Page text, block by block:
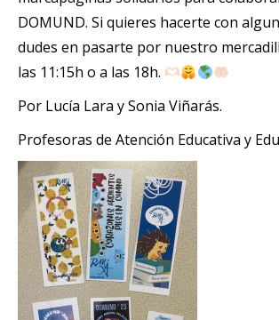
DOMUND. Si quieres hacerte con
dudes en pasarte por nuestro
las 11:15h o a las 18h.
Por Lucía Lara y Sonia Viñarás.
Profesoras de Atención Educativa y